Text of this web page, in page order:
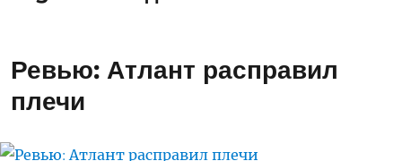
Ревью: Атлант расправил
плечи